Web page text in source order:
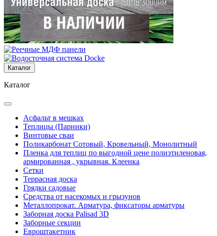
Каталог
Каталог
Асфальт в мешках
Теплицы (Парники)
Винтовые сваи
Поликарбонат Сотовый, Кровельный, Монолитный
Пленка для теплиц по выгодной цене полиэтиленовая,
армированная , укрывная. Клеенка
Сетки
Террасная доска
Грядки садовые
Средства от насекомых и грызунов
Металлопрокат. Арматура, фиксаторы арматуры
Заборная доска Palisad 3D
Заборные секции
Евроштакетник